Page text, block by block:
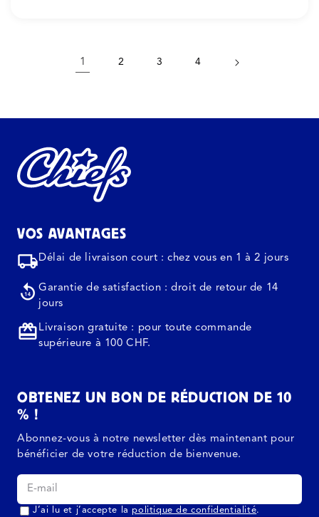
1 2 3 4
VOS AVANTAGES
Délai de livraison court : chez vous en 1 à 2 jours
Garantie de satisfaction : droit de retour de 14
jours
Livraison gratuite : pour toute commande
supérieure à 100 CHF.
OBTENEZ UN BON DE RÉDUCTION DE 10
% !
Abonnez-vous à notre newsletter dès maintenant pour
bénéficier de votre réduction de bienvenue.
J’ai lu et j’accepte la politique de confidentialité.